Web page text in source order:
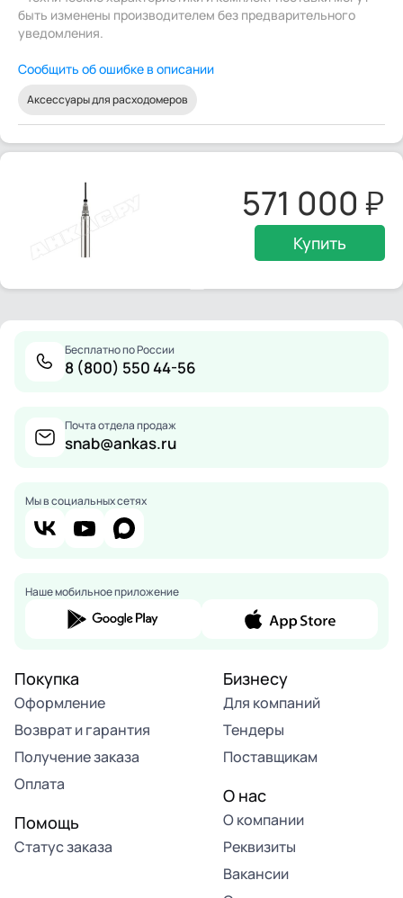
быть изменены производителем без предварительного
уведомления.
Сообщить об ошибке в описании
Аксессуары для расходомеров
571 000
Купить
Бесплатно по России
8 (800) 550 44-56
Почта отдела продаж
snab@ankas.ru
Мы в социальных сетях
Наше мобильное приложение
Покупка
Оформление
Возврат и гарантия
Получение заказа
Оплата
Помощь
Статус заказа
Бизнесу
Для компаний
Тендеры
Поставщикам
О нас
О компании
Реквизиты
Вакансии